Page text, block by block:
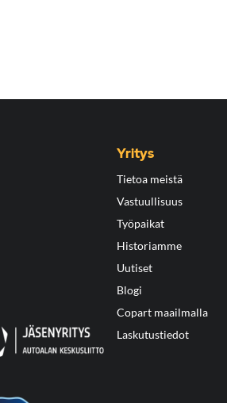
Yritys
Tietoa meistä
Vastuullisuus
Työpaikat
Historiamme
Uutiset
Blogi
Copart maailmalla
Laskutustiedot